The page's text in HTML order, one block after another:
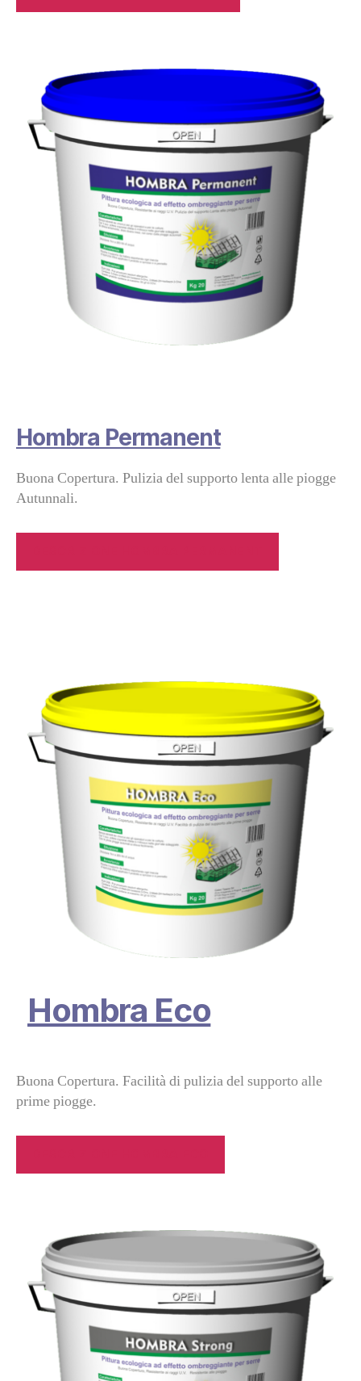
Hombra Permanent
Buona Copertura. Pulizia del supporto lenta alle piogge
Autunnali.
Hombra Eco
Buona Copertura. Facilità di pulizia del supporto alle
prime piogge.